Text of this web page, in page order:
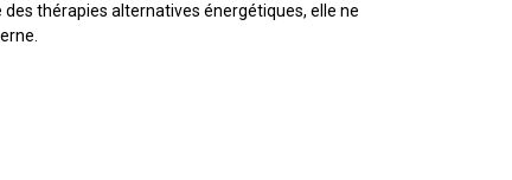
thérapies alternatives énergétiques, elle ne